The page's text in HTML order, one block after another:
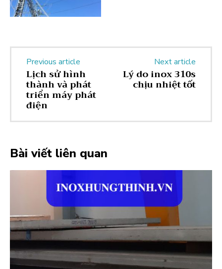
Previous article
Lịch sử hình
thành và phát
triển máy phát
điện
Next article
Lý do inox 310s
chịu nhiệt tốt
Bài viết liên quan